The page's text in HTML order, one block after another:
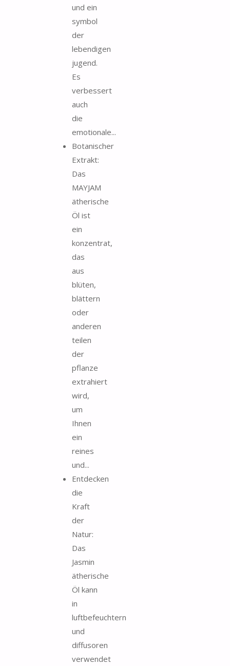
und ein
symbol
der
lebendigen
jugend.
Es
verbessert
auch
die
emotionale...
Botanischer
Extrakt:
Das
MAYJAM
ätherische
Öl ist
ein
konzentrat,
das
aus
blüten,
blättern
oder
anderen
teilen
der
pflanze
extrahiert
wird,
um
Ihnen
ein
reines
und...
Entdecken
die
Kraft
der
Natur:
Das
Jasmin
ätherische
Öl kann
in
luftbefeuchtern
und
diffusoren
verwendet